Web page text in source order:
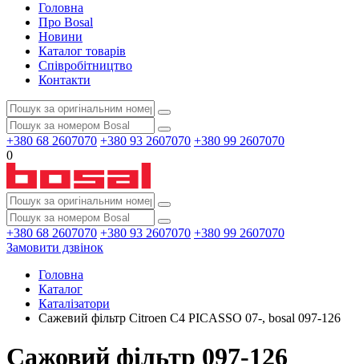
Головна
Про Bosal
Новини
Каталог товарів
Співробітництво
Контакти
+380 68 2607070 +380 93 2607070 +380 99 2607070
0
+380 68 2607070 +380 93 2607070 +380 99 2607070
Замовити дзвінок
Головна
Каталог
Каталізатори
Сажевий фільтр Citroen C4 PICASSO 07-, bosal 097-126
Сажовий фільтр 097-126